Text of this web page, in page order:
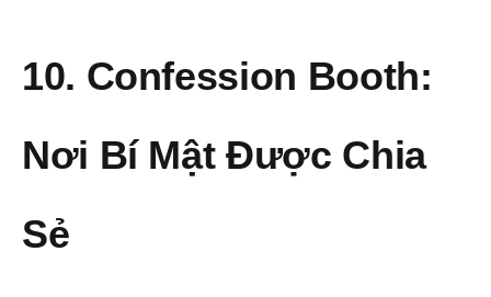
10. Confession Booth:
Nơi Bí Mật Được Chia
Sẻ